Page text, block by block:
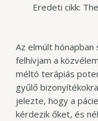
Eredeti cikk: The
Az elmúlt
felhívjam a
méltó terápiás
gyűlő
jelezte, hogy a
kérdezik őket, és